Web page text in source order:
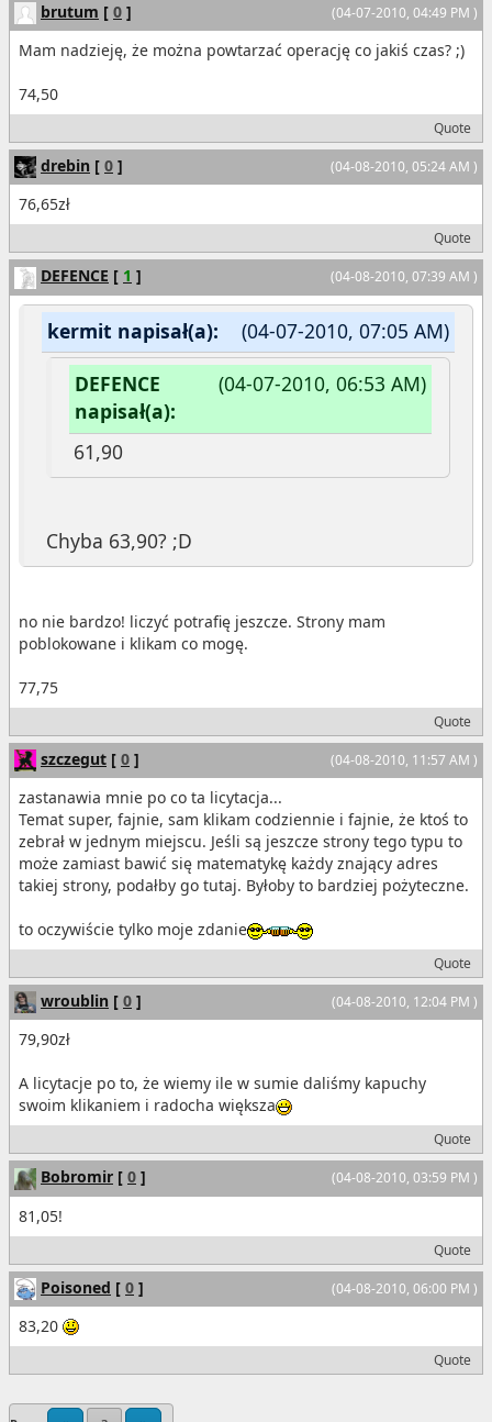
(04-07-2010, 04:49 PM )
brutum [ 0 ]
Mam nadzieję, że można powtarzać operację co jakiś czas? ;)
74,50
Quote
(04-08-2010, 05:24 AM )
drebin [ 0 ]
76,65zł
Quote
(04-08-2010, 07:39 AM )
DEFENCE [ 1 ]
(04-07-2010, 07:05 AM)
kermit napisał(a):
(04-07-2010, 06:53 AM)
DEFENCE
napisał(a):
61,90
Chyba 63,90? ;D
no nie bardzo! liczyć potrafię jeszcze. Strony mam
poblokowane i klikam co mogę.
77,75
Quote
(04-08-2010, 11:57 AM )
szczegut [ 0 ]
zastanawia mnie po co ta licytacja...
Temat super, fajnie, sam klikam codziennie i fajnie, że ktoś to
zebrał w jednym miejscu. Jeśli są jeszcze strony tego typu to
może zamiast bawić się matematykę każdy znający adres
takiej strony, podałby go tutaj. Byłoby to bardziej pożyteczne.
to oczywiście tylko moje zdanie
Quote
(04-08-2010, 12:04 PM )
wroublin [ 0 ]
79,90zł
A licytacje po to, że wiemy ile w sumie daliśmy kapuchy
swoim klikaniem i radocha większa
Quote
(04-08-2010, 03:59 PM )
Bobromir [ 0 ]
81,05!
Quote
(04-08-2010, 06:00 PM )
Poisoned [ 0 ]
83,20
Quote